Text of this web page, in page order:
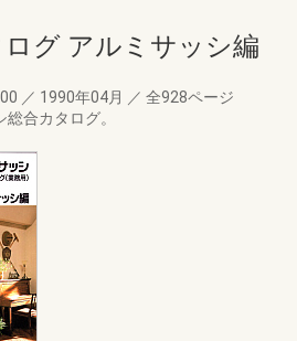
グ アルミサッシ編
／ 1990年04月 ／ 全928ページ
合カタログ。